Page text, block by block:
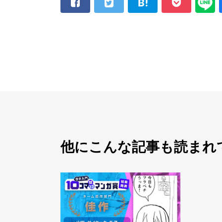
他にこんな記事も読ま